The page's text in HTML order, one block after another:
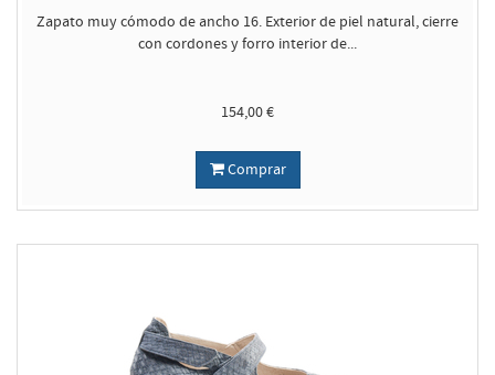
Zapato muy cómodo de ancho 16. Exterior de piel natural, cierre
con cordones y forro interior de...
154,00 €
Comprar